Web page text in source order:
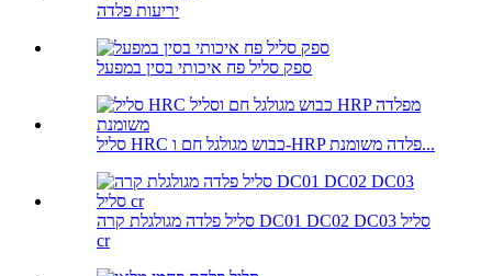
יריעות פלדה
ספק סליל פח איכותי בסין במפעל
סליל HRC כבוש מגולגל חם ו-HRP פלדה משומנת...
סליל פלדה מגולגלת קרה DC01 DC02 DC03 סליל
cr